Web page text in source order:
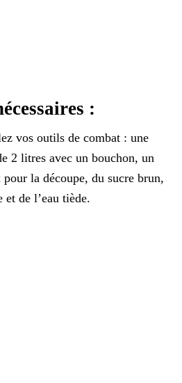
:
vos outils de combat : une
2 litres avec un bouchon, un
pour la découpe, du sucre brun,
de l’eau tiède.